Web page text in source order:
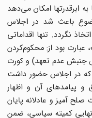
امکان می‌دهد
باعث شد در اجلاس
تنها اقداماتی
بود از: محکوم‌کردن
عدم تعهد) و کورت
در اجلاس حضور داشت
پیامدهای آن و اظهار
آمیز و عادلانه پایان
کمیته سیاسی، ضمن